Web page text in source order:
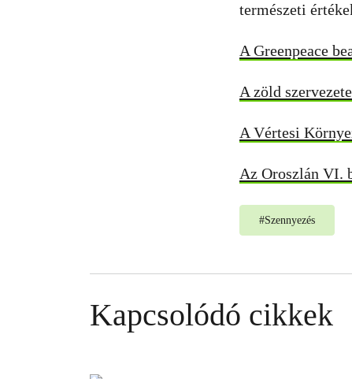
természeti
A Greenpeace
A zöld
A Vértesi
Az Oroszlán VI.
#Szennyezés
Kapcsolódó cikkek